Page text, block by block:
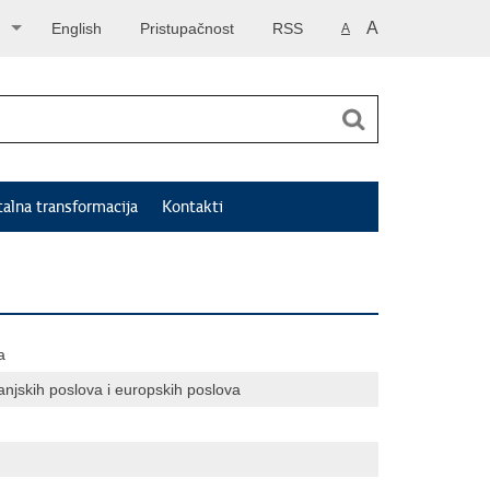
A A
RSS
Pristupačnost
English
transformacija Kontakti
poslova i europskih poslova